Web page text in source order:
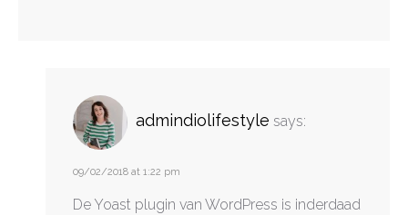
admindiolifestyle says:
09/02/2018 at 1:22 pm
De Yoast plugin van WordPress is inderdaad